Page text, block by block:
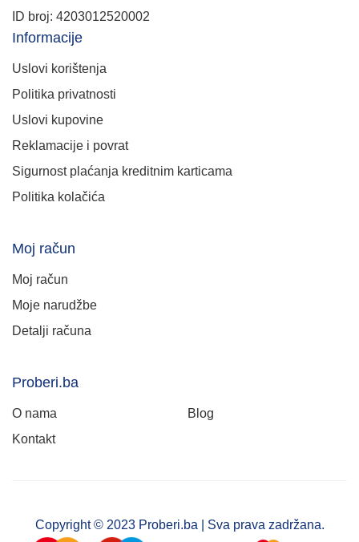
ID broj: 4203012520002
Informacije
Uslovi korištenja
Politika privatnosti
Uslovi kupovine
Reklamacije i povrat
Sigurnost plaćanja kreditnim karticama
Politika kolačića
Moj račun
Moj račun
Moje narudžbe
Detalji računa
Proberi.ba
O nama
Blog
Kontakt
Copyright © 2023 Proberi.ba | Sva prava zadržana.